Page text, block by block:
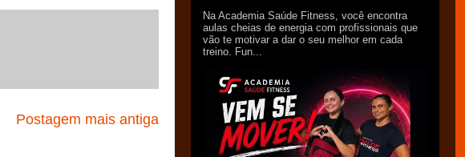
Postagem mais antiga
Na Academia Saúde Fitness, você encontra
aulas cheias de energia com profissionais que
vão te motivar a dar o seu melhor em cada
treino. Fun...